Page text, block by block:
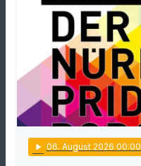
play_arrow 06. August 2026 00:00